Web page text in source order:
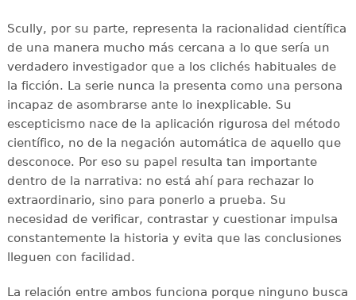
Scully, por su parte, representa la racionalidad científica
de una manera mucho más cercana a lo que sería un
verdadero investigador que a los clichés habituales de
la ficción. La serie nunca la presenta como una persona
incapaz de asombrarse ante lo inexplicable. Su
escepticismo nace de la aplicación rigurosa del método
científico, no de la negación automática de aquello que
desconoce. Por eso su papel resulta tan importante
dentro de la narrativa: no está ahí para rechazar lo
extraordinario, sino para ponerlo a prueba. Su
necesidad de verificar, contrastar y cuestionar impulsa
constantemente la historia y evita que las conclusiones
lleguen con facilidad.
La relación entre ambos funciona porque ninguno busca